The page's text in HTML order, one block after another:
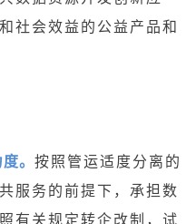
社会效益的公益产品和
。 按照管运适度分离的
服务的前提下，承担数
有关规定转企改制，试